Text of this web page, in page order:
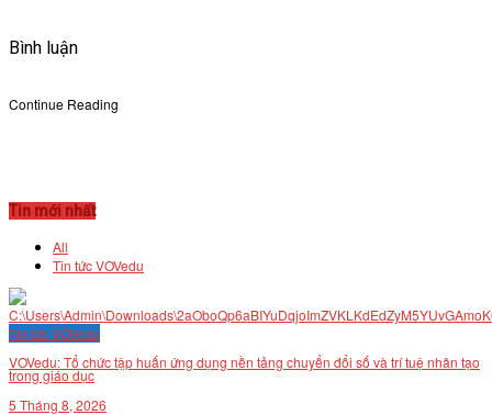
Bình luận
Continue Reading
Tin mới nhất
All
Tin tức VOVedu
Tin tức VOVedu
VOVedu: Tổ chức tập huấn ứng dụng nền tảng chuyển đổi số và trí tuệ nhân tạo
trong giáo dục
5 Tháng 8, 2026